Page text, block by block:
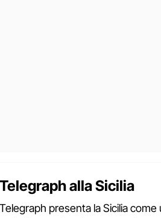
alla Sicilia
presenta la Sicilia